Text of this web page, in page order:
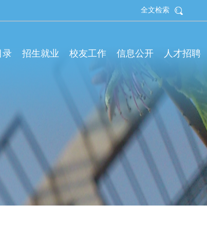
全文检索
录 招生就业 校友工作 信息公开 人才招聘